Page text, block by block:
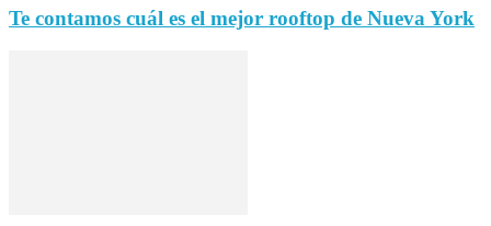
Te contamos cuál es el mejor rooftop de Nueva York